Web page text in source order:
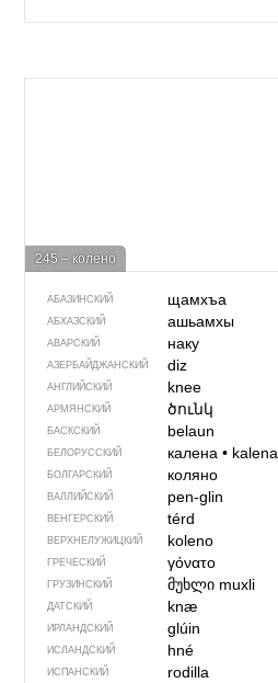
245 – колено
АБАЗИНСКИЙ щамхъа
АБХАЗСКИЙ ашьамхы
АВАРСКИЙ наку
АЗЕРБАЙДЖАН­СКИЙ diz
АНГЛИЙСКИЙ knee
АРМЯНСКИЙ ծունկ
БАСКСКИЙ belaun
БЕЛОРУССКИЙ калена• kalena
БОЛГАРСКИЙ коляно
ВАЛЛИЙСКИЙ pen-glin
ВЕНГЕРСКИЙ térd
ВЕРХНЕЛУЖИЦКИЙ koleno
ГРЕЧЕСКИЙ γόνατο
ГРУЗИНСКИЙ მუხლი muxli
ДАТСКИЙ knæ
ИРЛАНДСКИЙ glúin
ИСЛАНДСКИЙ hné
ИСПАНСКИЙ rodilla